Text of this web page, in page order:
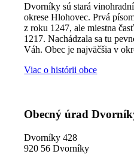
Dvorníky sú stará
okrese Hlohovec. Prvá
z roku 1247, ale miestna
1217. Nachádzala sa tu
Váh. Obec je najväčšia v
Viac o histórii obce
Obecný úrad
Dvorníky 428
920 56 Dvorníky